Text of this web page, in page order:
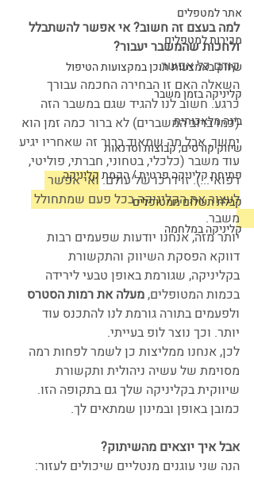
אתר למטפלים
מכירות למטפלים
שיווק באמצעות תוכן במקצועות הטיפול
קליניקה בזמן משבר
בינה מלאכותית
שיווק קורסים, קבוצות וסדנאות
פתיחת קליניקה פרטית / הקמת קליניקה
קבלת תשלום ממטופלים
קליניקה במלחמה
למה בעצם זה חשוב? אי אפשר להשתבלל
ולחכות שהמשבר יעבור?
קודם כל אפשר.
השאלה האם זו הבחירה החכמה עבורך
כרגע. חשוב לנו להגיד שגם במשבר הזה
(כמו ברוב המשברים) לא ברור כמה זמן הוא
ימשך, אבל מה שמאוד ברור זה שאחריו יגיע
עוד משבר (כלכלי, בטחוני, חברתי, פוליטי,
רפואי...). זו דרכו של עולם. ואי אפשר
לעצור את הקליניקה בכל פעם שמתחולל
משבר.
יותר מזה, אנחנו יודעות שפעמים רבות
דווקא הפסקת השיווק והתקשורת
בקליניקה, שגורמת באופן טבעי לירידה
בכמות המטופלים, מעלה את רמות הסטרס
ולפעמים בתורה גורמת לנו להתכנס עוד
יותר. וכך נוצר לופ בעייתי.
לכן, אנחנו ממליצות כן לשמר לפחות רמה
מסוימת של עשיה ניהולית ותקשורת
שיווקית בקליניקה שלך גם בתקופה הזו.
כמובן באופן ובמינון שמתאים לך.
אבל איך יוצאים מהשיתוק?
הנה שני עוגנים מנטליים שיכולים לעזור: